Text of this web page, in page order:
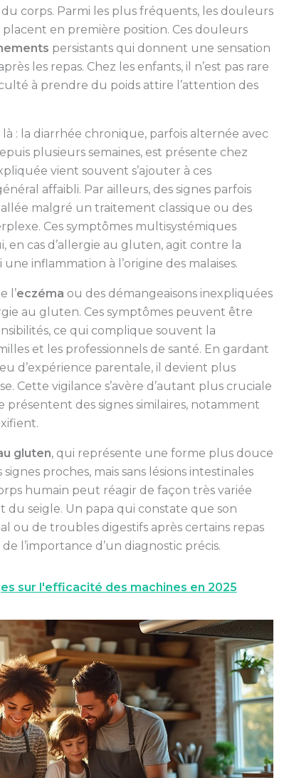
corps. Parmi les plus fréquents, les douleurs
en première position. Ces douleurs
persistants qui donnent une sensation
les repas. Chez les enfants, il n’est pas rare
à prendre du poids attire l’attention des
là : la diarrhée chronique, parfois alternée avec
plusieurs semaines, est présente chez
vient souvent s’ajouter à ces
affaibli. Par ailleurs, des signes parfois
malgré un traitement classique ou des
Ces symptômes multisystémiques
cas d’allergie au gluten, agit contre la
inflammation à l’origine des malaises.
l’eczéma ou des démangeaisons inexpliquées
au gluten. Ces symptômes peuvent être
ce qui complique souvent la
et les professionnels de santé. En gardant
d’expérience parentale, il devient plus
Cette vigilance s’avère d’autant plus cruciale
des signes similaires, notamment
gluten, qui représente une forme plus douce
proches, mais sans lésions intestinales
humain peut réagir de façon très variée
du seigle. Un papa qui constate que son
ou de troubles digestifs après certains repas
l’importance d’un diagnostic précis.
sur l'efficacité des machines en 2025